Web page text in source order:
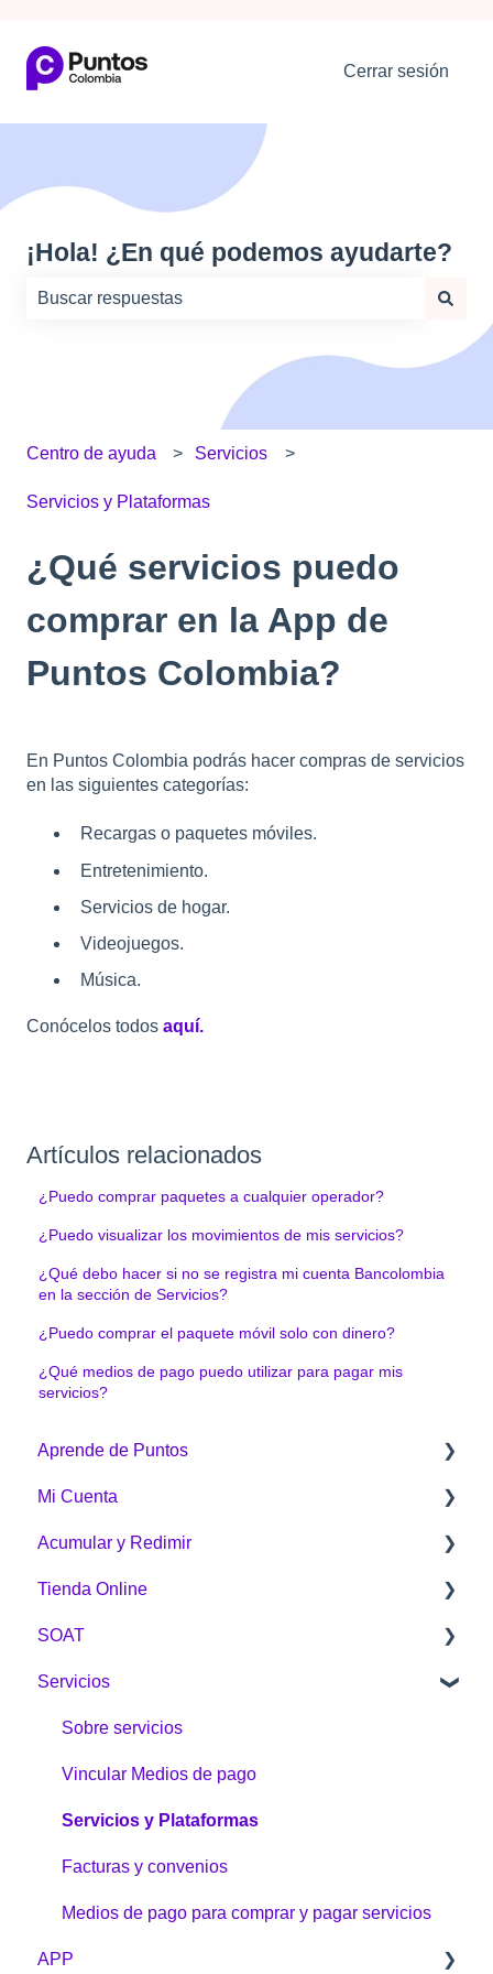
Cerrar sesión
¡Hola! ¿En qué podemos ayudarte?
No hay sugerencias porque el campo de búsqueda
Centro de ayuda Servicios
Servicios y Plataformas
¿Qué servicios puedo
comprar en la App de
Puntos Colombia?
En Puntos Colombia podrás hacer compras de servicios
en las siguientes categorías:
Recargas o paquetes móviles.
Entretenimiento.
Servicios de hogar.
Videojuegos.
Música.
Conócelos todos aquí.
Artículos relacionados
¿Puedo comprar paquetes a cualquier operador?
¿Puedo visualizar los movimientos de mis servicios?
¿Qué debo hacer si no se registra mi cuenta Bancolombia
en la sección de Servicios?
¿Puedo comprar el paquete móvil solo con dinero?
¿Qué medios de pago puedo utilizar para pagar mis
servicios?
Aprende de Puntos
¿Qué es Puntos Colombia?
¿Cómo funciona Puntos Colombia?
¿Cómo acumulo Puntos Colombia?
¿Cómo redimo Puntos Colombia?
Mi Cuenta
Generalidades
Acumular y Redimir
¿Cómo acumular?
¿Cómo redimo Puntos Colombia?
Botón Puntos Colombia
Tienda Online
Tienda Online
Sobre la Tienda Online
Compras
Envíos
Problemas e inquietudes
Garantías y devoluciones
¿Cómo comprar?
SOAT
General
Servicios
Sobre servicios
Vincular Medios de pago
Servicios y Plataformas
Facturas y convenios
Medios de pago para comprar y pagar servicios
APP